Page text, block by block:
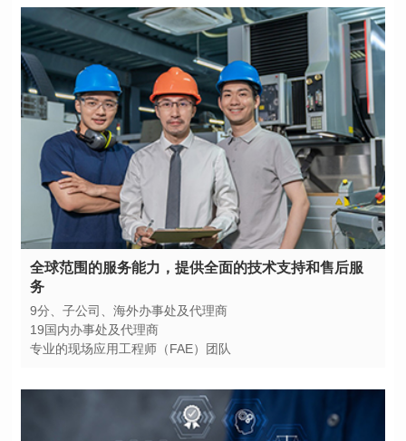
务
9分、子公司、海外办事处及代理商
19国内办事处及代理商
专业的现场应用工程师（FAE）团队